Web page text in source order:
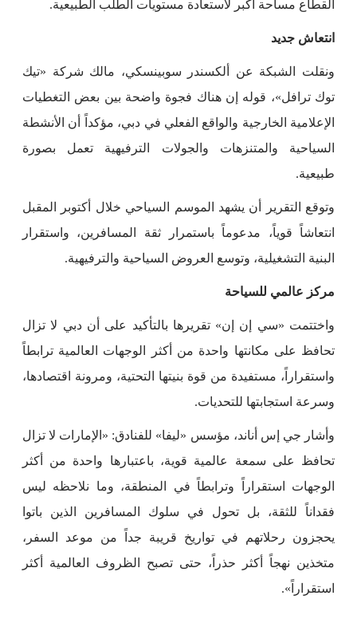
القطاع مساحة أكبر لاستعادة مستويات الطلب الطبيعية.
انتعاش جديد
ونقلت الشبكة عن ألكسندر سوبينسكي، مالك شركة «تيك
توك ترافل»، قوله إن هناك فجوة واضحة بين بعض التغطيات
الإعلامية الخارجية والواقع الفعلي في دبي، مؤكداً أن الأنشطة
السياحية والمتنزهات والجولات الترفيهية تعمل بصورة
طبيعية.
وتوقع التقرير أن يشهد الموسم السياحي خلال أكتوبر المقبل
انتعاشاً قوياً، مدعوماً باستمرار ثقة المسافرين، واستقرار
البنية التشغيلية، وتوسع العروض السياحية والترفيهية.
مركز عالمي للسياحة
واختتمت «سي إن إن» تقريرها بالتأكيد على أن دبي لا تزال
تحافظ على مكانتها واحدة من أكثر الوجهات العالمية ترابطاً
واستقراراً، مستفيدة من قوة بنيتها التحتية، ومرونة اقتصادها،
وسرعة استجابتها للتحديات.
وأشار جي إس أناند، مؤسس «ليفا» للفنادق: «الإمارات لا تزال
تحافظ على سمعة عالمية قوية، باعتبارها واحدة من أكثر
الوجهات استقراراً وترابطاً في المنطقة، وما نلاحظه ليس
فقداناً للثقة، بل تحول في سلوك المسافرين الذين باتوا
يحجزون رحلاتهم في تواريخ قريبة جداً من موعد السفر،
متخذين نهجاً أكثر حذراً، حتى تصبح الظروف العالمية أكثر
استقراراً».